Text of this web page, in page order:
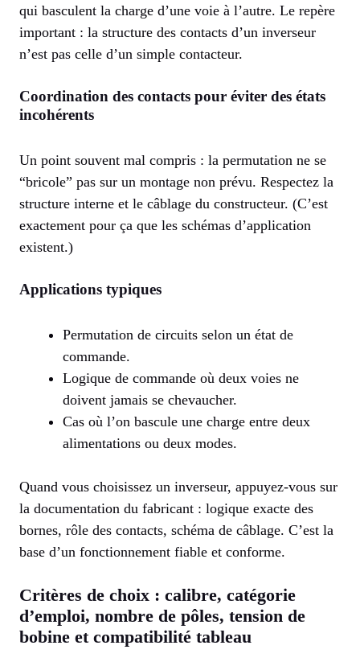
qui basculent la charge d’une voie à l’autre. Le repère
important : la structure des contacts d’un inverseur
n’est pas celle d’un simple contacteur.
Coordination des contacts pour éviter des états
incohérents
Un point souvent mal compris : la permutation ne se
“bricole” pas sur un montage non prévu. Respectez la
structure interne et le câblage du constructeur. (C’est
exactement pour ça que les schémas d’application
existent.)
Applications typiques
Permutation de circuits selon un état de
commande.
Logique de commande où deux voies ne
doivent jamais se chevaucher.
Cas où l’on bascule une charge entre deux
alimentations ou deux modes.
Quand vous choisissez un inverseur, appuyez-vous sur
la documentation du fabricant : logique exacte des
bornes, rôle des contacts, schéma de câblage. C’est la
base d’un fonctionnement fiable et conforme.
Critères de choix : calibre, catégorie
d’emploi, nombre de pôles, tension de
bobine et compatibilité tableau